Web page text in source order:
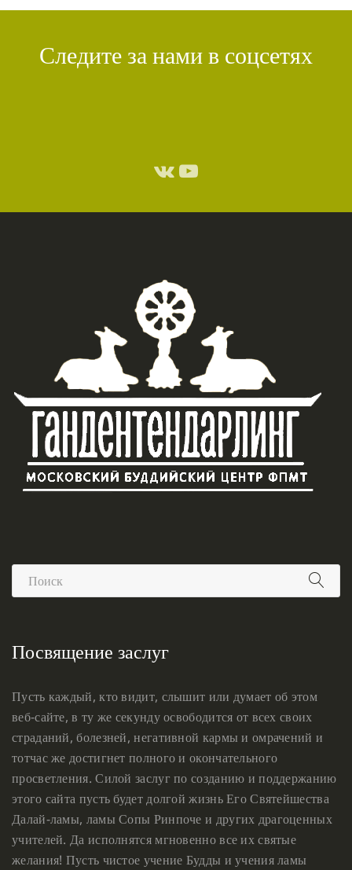
Следите за нами в соцсетях
Посвящение заслуг
Пусть каждый, кто видит, слышит или думает об этом
веб-сайте, в ту же секунду освободится от всех своих
страданий, болезней, негативной кармы и омрачений и
тотчас же достигнет полного и окончательного
просветления. Силой заслуг по созданию и поддержанию
этого сайта пусть будет долгой жизнь Его Святейшества
Далай-ламы, ламы Сопы Ринпоче и других драгоценных
учителей. Да исполнятся мгновенно все их святые
желания! Пусть чистое учение Будды и учения ламы